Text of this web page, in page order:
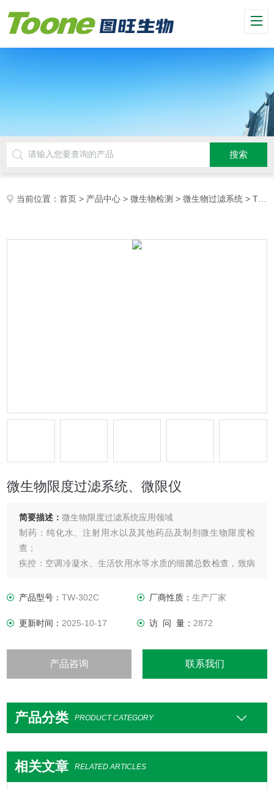
当前位置：首页 > 产品中心 >微生物检测 >微生物过滤系统 > TW-302C微生物限度过滤系统、微限仪
微生物限度过滤系统、微限仪
简要描述：微生物限度过滤系统应用领域
制药：纯化水、注射用水以及其他药品及制剂微生物限度检
查；
疾控：空调冷凝水、生活饮用水等水质的细菌总数检查，致病
食品：饮料、矿泉水、纯净水的菌落总数检查；
产品型号：TW-302C 厂商性质： 生产厂家
更新时间：2025-10-17 访 问 量： 2872
产品咨询 联系我们
产品分类 PRODUCT CATEGORY
相关文章 RELATED ARTICLES